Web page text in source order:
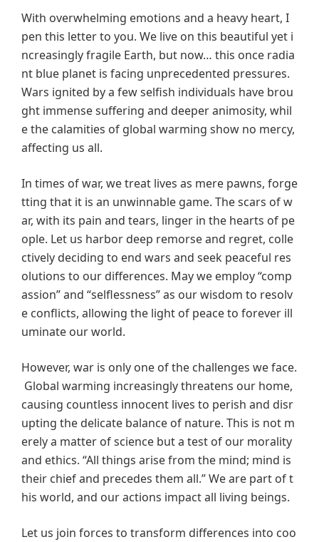
With overwhelming emotions and a heavy heart, I
pen this letter to you. We live on this beautiful yet i
ncreasingly fragile Earth, but now… this once radia
nt blue planet is facing unprecedented pressures.
Wars ignited by a few selfish individuals have brou
ght immense suffering and deeper animosity, whil
e the calamities of global warming show no mercy,
affecting us all.
In times of war, we treat lives as mere pawns, forge
tting that it is an unwinnable game. The scars of w
ar, with its pain and tears, linger in the hearts of pe
ople. Let us harbor deep remorse and regret, colle
ctively deciding to end wars and seek peaceful res
olutions to our differences. May we employ “comp
assion” and “selflessness” as our wisdom to resolv
e conflicts, allowing the light of peace to forever ill
uminate our world.
However, war is only one of the challenges we face.
Global warming increasingly threatens our home,
causing countless innocent lives to perish and disr
upting the delicate balance of nature. This is not m
erely a matter of science but a test of our morality
and ethics. “All things arise from the mind; mind is
their chief and precedes them all.” We are part of t
his world, and our actions impact all living beings.
Let us join forces to transform differences into coo